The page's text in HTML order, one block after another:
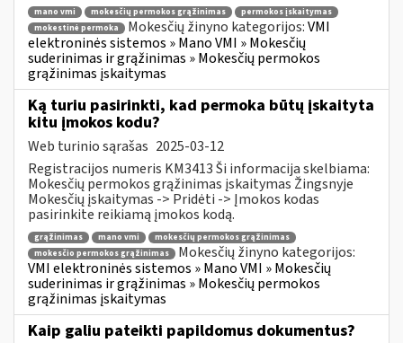
mano vmi mokesčių permokos grąžinimas
permokos įskaitymas
mokestinė permoka
Mokesčių žinyno kategorijos:VMI
elektroninės sistemos » Mano VMI » Mokesčių
suderinimas ir grąžinimas » Mokesčių permokos
grąžinimas įskaitymas
Ką turiu pasirinkti, kad permoka būtų įskaityta
kitu įmokos kodu?
Web turinio sąrašas 2025-03-12
Registracijos numeris KM3413 Ši informacija skelbiama:
Mokesčių permokos grąžinimas įskaitymas Žingsnyje
Mokesčių įskaitymas -> Pridėti -> Įmokos kodas
pasirinkite reikiamą įmokos kodą.
grąžinimas mano vmi
mokesčių permokos grąžinimas
mokesčio permokos grąžinimas
Mokesčių žinyno kategorijos:
VMI elektroninės sistemos » Mano VMI » Mokesčių
suderinimas ir grąžinimas » Mokesčių permokos
grąžinimas įskaitymas
Kaip galiu pateikti papildomus dokumentus?